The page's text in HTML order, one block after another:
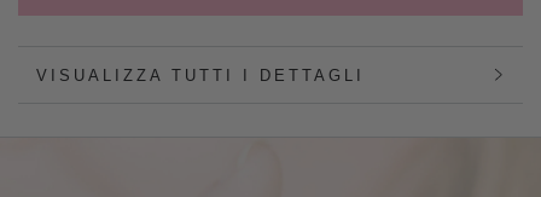
VISUALIZZA TUTTI I DETTAGLI